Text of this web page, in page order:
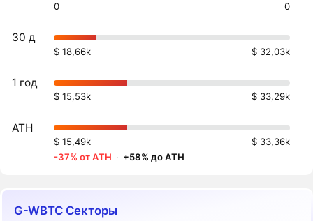
0 0
30 д
$ 18,66k $ 32,03k
1 год
$ 15,53k $ 33,29k
ATH
$ 15,49k
$ 33,36k
-37% от ATH · +58% до ATH
G-WBTC Секторы